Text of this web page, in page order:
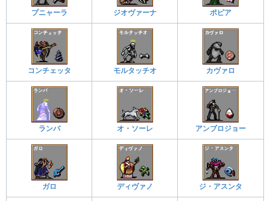
プニャーラ ジオヴァーナ ポピア
コンチェッタ モルタッチオ カヴァロ
ランバ オ・ソーレ アンブロジョー
ガロ ディヴァノ ジ・アスンタ